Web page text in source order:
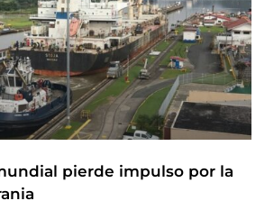
pierde impulso por la